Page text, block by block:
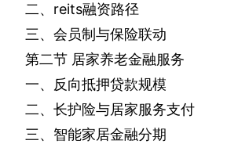
二、 reits融资路径
三、会员制与保险联动
第二节 居家养老金融服务
一、反向抵押贷款规模
二、长护险与居家服务支付
三、智能家居金融分期